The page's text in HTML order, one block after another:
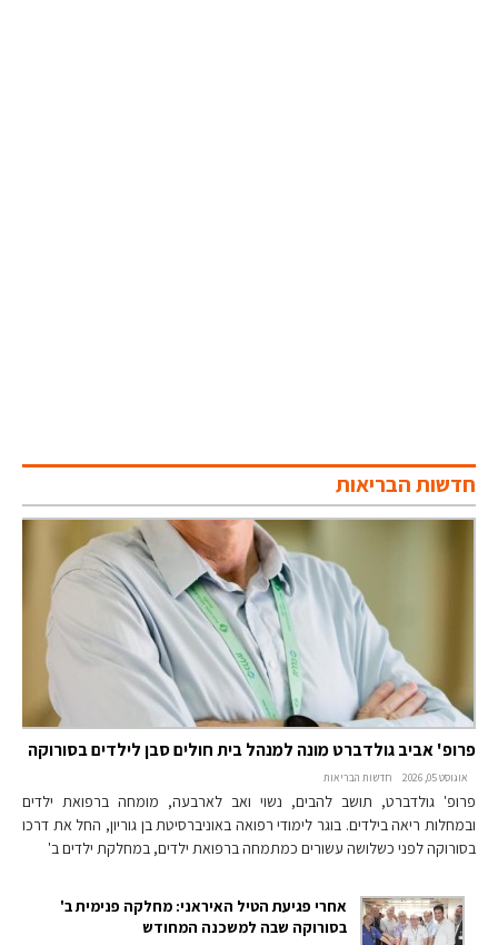
חדשות הבריאות
פרופ' אביב גולדברט מונה למנהל בית חולים סבן לילדים בסורוקה
אוגוסט 05, 2026 חדשות הבריאות
פרופ' גולדברט, תושב להבים, נשוי ואב לארבעה, מומחה ברפואת ילדים
ובמחלות ריאה בילדים. בוגר לימודי רפואה באוניברסיטת בן גוריון, החל את דרכו
בסורוקה לפני כשלושה עשורים כמתמחה ברפואת ילדים, במחלקת ילדים ב'
אחרי פגיעת הטיל האיראני: מחלקה פנימית ב'
בסורוקה שבה למשכנה המחודש